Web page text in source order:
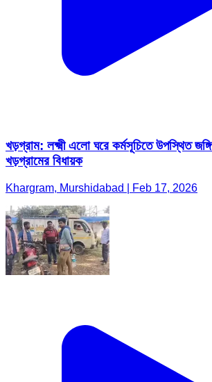
খড়গ্রাম: লক্ষ্মী এলো ঘরে কর্মসূচিতে উপস্থিত
খড়গ্রামের বিধায়ক
Khargram, Murshidabad | Feb 17, 2026